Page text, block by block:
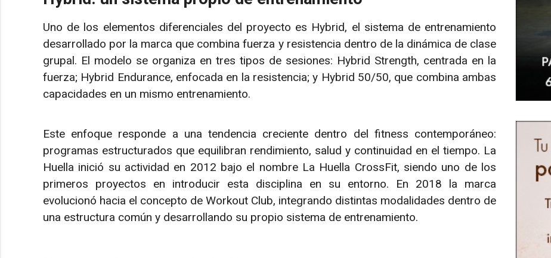
Uno de los elementos diferenciales del proyecto es Hybrid, el sistema de entrenamiento
desarrollado por la marca que combina fuerza y resistencia dentro de la dinámica de clase
grupal. El modelo se organiza en tres tipos de sesiones: Hybrid Strength, centrada en la
fuerza; Hybrid Endurance, enfocada en la resistencia; y Hybrid 50/50, que combina ambas
capacidades en un mismo entrenamiento.
Este enfoque responde a una tendencia creciente dentro del fitness contemporáneo:
programas estructurados que equilibran rendimiento, salud y continuidad en el tiempo. La
Huella inició su actividad en 2012 bajo el nombre La Huella CrossFit, siendo uno de los
primeros proyectos en introducir esta disciplina en su entorno. En 2018 la marca
evolucionó hacia el concepto de Workout Club, integrando distintas modalidades dentro de
una estructura común y desarrollando su propio sistema de entrenamiento.